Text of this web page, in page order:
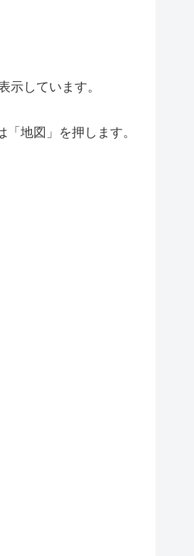
示しています。
地図」を押します。